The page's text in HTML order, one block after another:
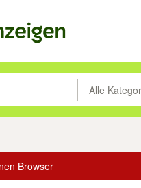
drücken um zu
Alle
Browser